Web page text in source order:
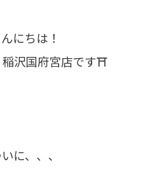
にちは！
稲沢国府宮店です⛩
に、、、